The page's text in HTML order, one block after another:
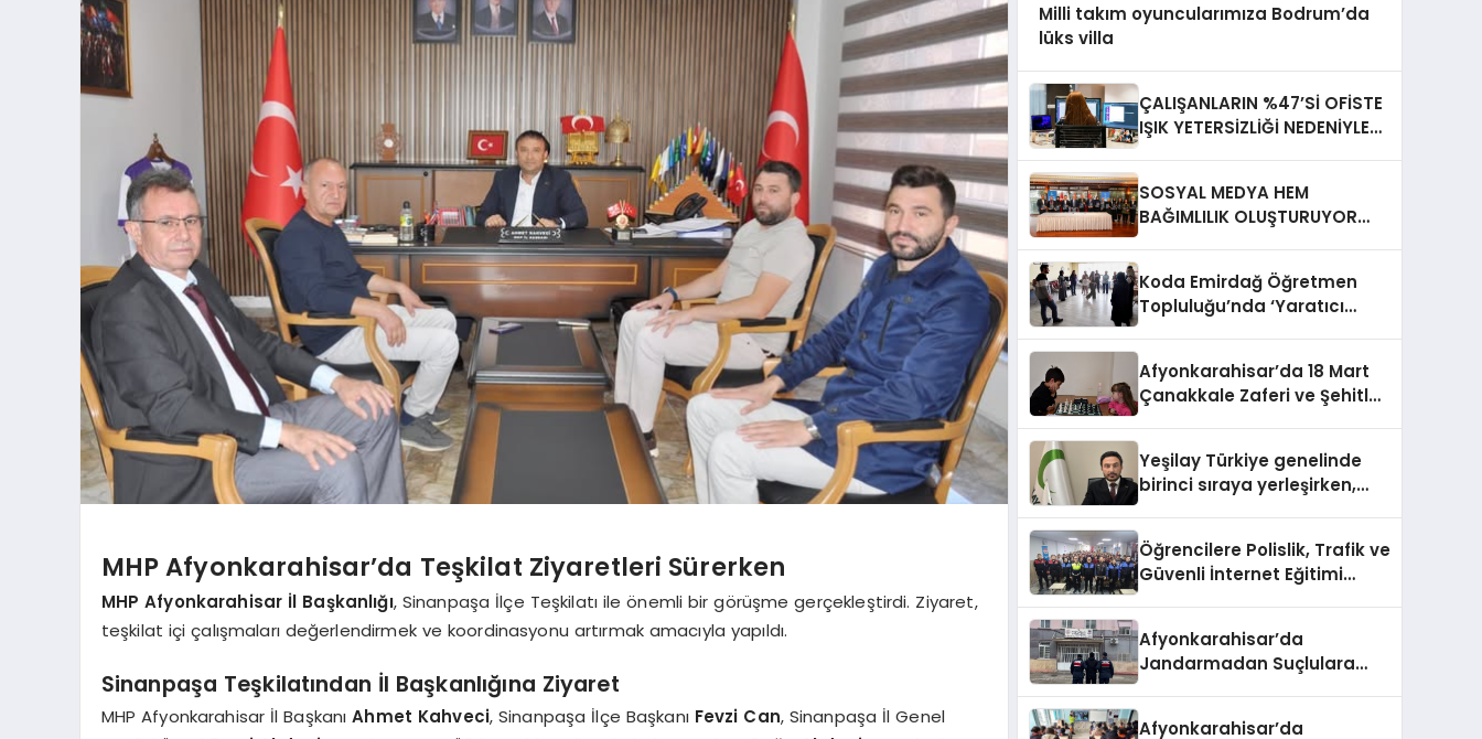
MHP Afyonkarahisar’da Teşkilat Ziyaretleri Sürerken
MHP Afyonkarahisar İl Başkanlığı, Sinanpaşa İlçe Teşkilatı ile önemli bir görüşme gerçekleştirdi. Ziyaret,
teşkilat içi çalışmaları değerlendirmek ve koordinasyonu artırmak amacıyla yapıldı.
Sinanpaşa Teşkilatından İl Başkanlığına Ziyaret
MHP Afyonkarahisar İl BaşkanıAhmet Kahveci, Sinanpaşa İlçe Başkanı Fevzi Can, Sinanpaşa İl Genel
Milli takım oyuncularımıza Bodrum’da
lüks villa
ÇALIŞANLARIN %47’Sİ OFİSTE
IŞIK YETERSİZLİĞİ NEDENİYLE
SOSYAL MEDYA HEM
BAĞIMLILIK OLUŞTURUYOR
Koda Emirdağ Öğretmen
Topluluğu’nda ‘Yaratıcı
Afyonkarahisar’da 18 Mart
Çanakkale Zaferi ve Şehitleri
Yeşilay Türkiye genelinde
birinci sıraya yerleşirken,
Öğrencilere Polislik, Trafik ve
Güvenli İnternet Eğitimi
Afyonkarahisar’da
Jandarmadan Suçlulara
Afyonkarahisar’da